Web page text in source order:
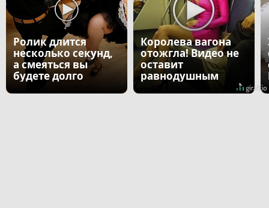
Ролик длится
несколько секунд,
а смеяться вы
будете долго
Королева вагона
отожгла! Видео не
оставит
равнодушным